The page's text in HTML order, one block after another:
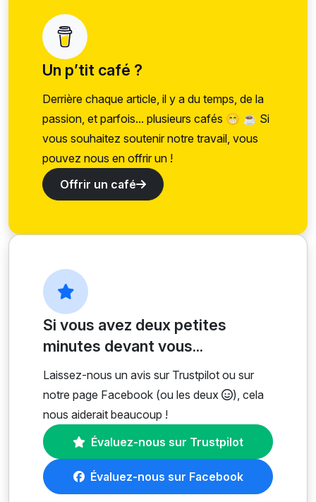
Un p’tit café ?
Derrière chaque article, il y a du temps, de la
passion, et parfois... plusieurs cafés 😁 ☕ Si
vous souhaitez soutenir notre travail, vous
pouvez nous en offrir un !
Offrir un café
Si vous avez deux petites
minutes devant vous...
Laissez-nous un avis sur Trustpilot ou sur
notre page Facebook (ou les deux
), cela
nous aiderait beaucoup !
Évaluez-nous sur Trustpilot
Évaluez-nous sur Facebook